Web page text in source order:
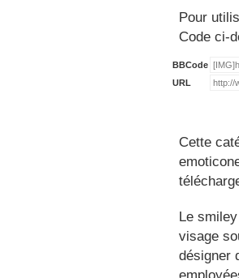
Pour
Code ci-
BBCode
URL
Cette
Le
visage
désigner